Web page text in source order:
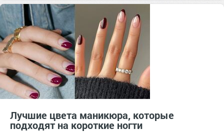
#бренд гельлак
декоративнаякосметика #длинныеногти
#идеиманикюра #косметика #лакдляногтей
#маникюр маникюр #маникюромбре
ногти #подарок тер. сдт Подарок (г.Уржум) [714111]
тер. СНТ Косметика [13321] #уходзаногтями
#французскийманикюр французскийманикюр
Лучшие цвета маникюра, которые
подходят на короткие ногти